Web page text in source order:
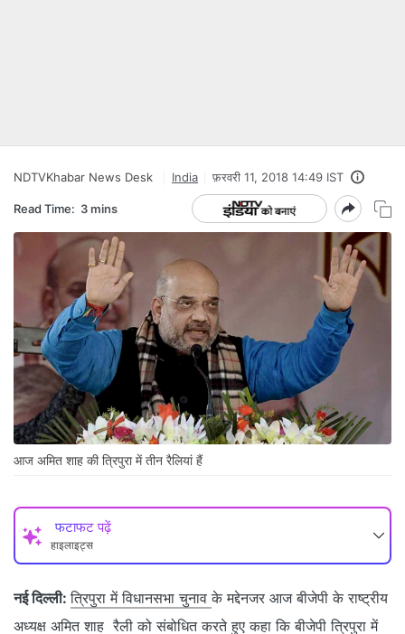
NDTVKhabar News Desk India फ़रवरी 11, 2018 14:49 IST
Read Time: 3 mins
आज अमित शाह की त्रिपुरा में तीन रैलियां हैं
फटाफट पढ़ें
हाइलाइट्स
नई दिल्ली: त्रिपुरा में विधानसभा चुनावके मद्देनजर आज बीजेपी के राष्ट्रीय
अध्यक्ष अमित शाह रैली को संबोधित करते हुए कहा कि बीजेपी त्रिपुरा में